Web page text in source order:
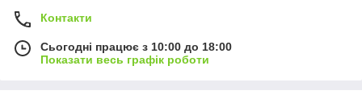
Контакти
Сьогодні працює з 10:00 до 18:00
Показати весь графік роботи